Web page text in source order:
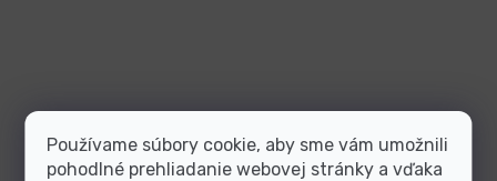
Používame súbory cookie, aby sme vám umožnili
pohodlné prehliadanie webovej stránky a vďaka